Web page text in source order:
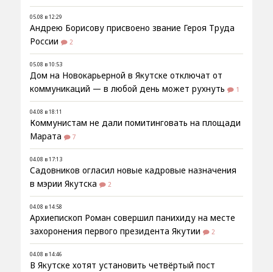
05.08 в 12:29
Андрею Борисову присвоено звание Героя Труда
России
2
05.08 в 10:53
Дом на Новокарьерной в Якутске отключат от
коммуникаций — в любой день может рухнуть
1
04.08 в 18:11
Коммунистам не дали помитинговать на площади
Марата
7
04.08 в 17:13
Садовников огласил новые кадровые назначения
в мэрии Якутска
2
04.08 в 14:58
Архиепископ Роман совершил панихиду на месте
захоронения первого президента Якутии
2
04.08 в 14:46
В Якутске хотят установить четвёртый пост